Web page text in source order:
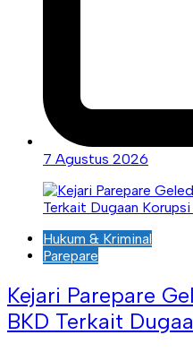
7 Agustus 2026
Hukum & Kriminal
Parepare
Kejari Parepare
BKD Terkait